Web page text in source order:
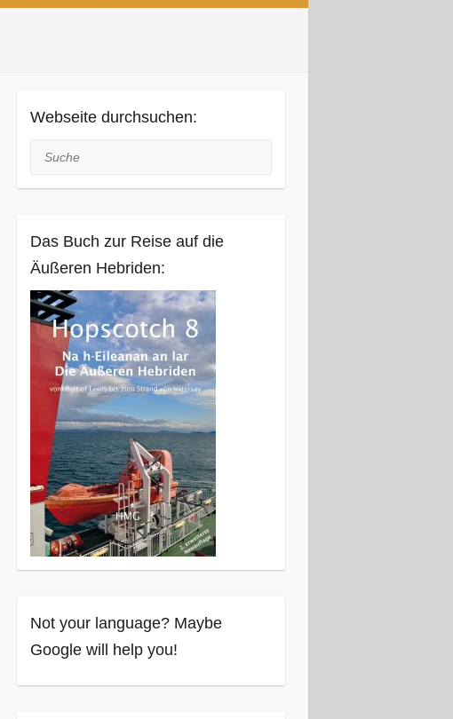
Webseite durchsuchen:
Suche
Das Buch zur Reise auf die
Äußeren Hebriden:
Not your language? Maybe
Google will help you!